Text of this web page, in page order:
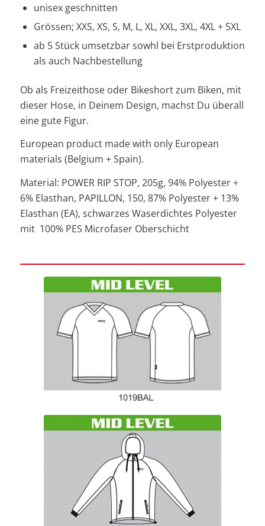
unisex geschnitten
Grössen; XXS, XS, S, M, L, XL, XXL, 3XL, 4XL + 5XL
ab 5 Stück umsetzbar sowhl bei Erstproduktion
als auch Nachbestellung
Ob als Freizeithose oder Bikeshort zum Biken, mit
dieser Hose, in Deinem Design, machst Du überall
eine gute Figur.
European product made with only European
materials (Belgium + Spain).
Material: POWER RIP STOP, 205g, 94% Polyester +
6% Elasthan, PAPILLON, 150, 87% Polyester + 13%
Elasthan (EA), schwarzes Waserdichtes Polyester
mit 100% PES Microfaser Oberschicht